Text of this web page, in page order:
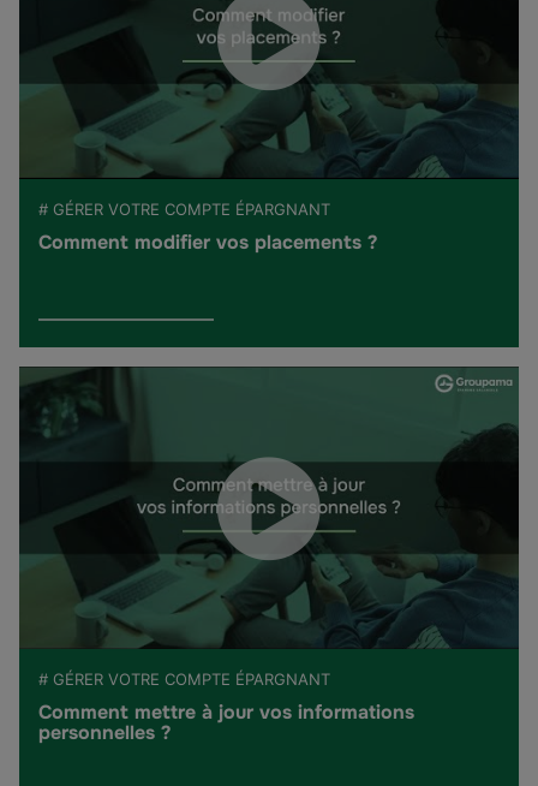
# GÉRER VOTRE COMPTE ÉPARGNANT
Comment modifier vos placements ?
# GÉRER VOTRE COMPTE ÉPARGNANT
Comment mettre à jour vos informations
personnelles ?